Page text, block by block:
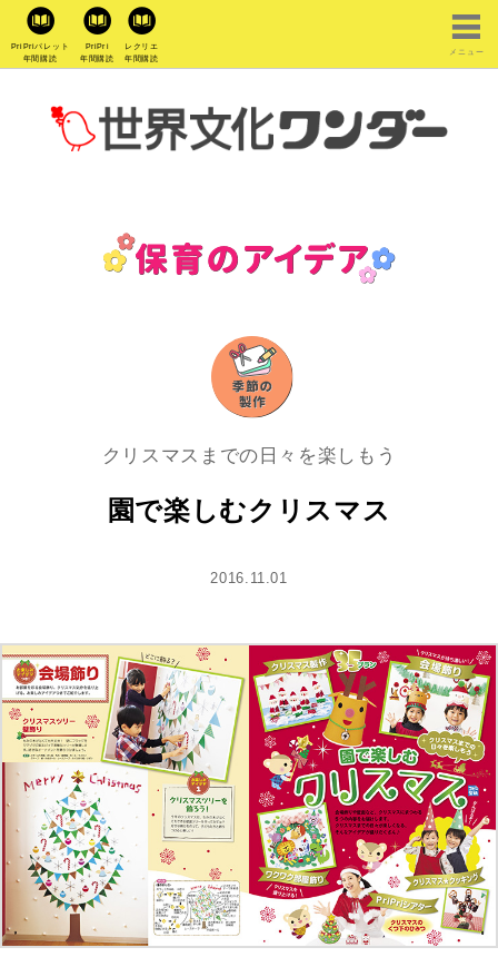
PriPriパレット
年間購読
PriPri
年間購読
レクリエ
年間購読
メニュー
クリスマスまでの日々を楽しもう
園で楽しむクリスマス
2016.11.01